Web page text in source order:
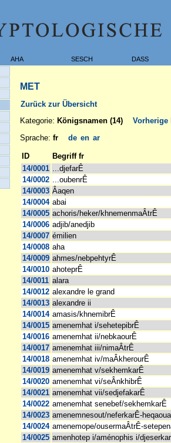
AHA SESCH
DASS
MET
Zurück zur Übersicht
Kategorie: Königsnamen (14)
Vorherige
Sprache: fr de en ar
ID
Begriff fr
14/0001 ...djefarÊ
14/0002 ...oubenrÊ
14/0003 Âaqen
14/0004 abai
14/0005 achoris/heker/khnemenmaÂtrÊ
14/0006 adjib/anedjib
14/0007 émilien
14/0008 aha
14/0009 ahmes/nebpehtyrÊ
14/0010 ahoteprÊ
14/0011 alara
14/0012 alexandre le grand
14/0013 alexandre ii
14/0014 amasis/khnemibrÊ
14/0015 amenemhat i/sehetepibrÊ
14/0016 amenemhat ii/nebkaourÊ
14/0017 amenemhat iii/nimaÂtrÊ
14/0018 amenemhat iv/maÂkherourÊ
14/0019 amenemhat v/sekhemkarÊ
14/0020 amenemhat vi/seÂnkhibrÊ
14/0021 amenemhat vii/sedjefakarÊ
14/0022 amenemhat senebef/sekhemkarÊ
14/0023 amenemnesout/neferkarÊ-
14/0024 amenemope/ousermaÂtrÊ-
14/0025 amenhotep i/aménophis i/